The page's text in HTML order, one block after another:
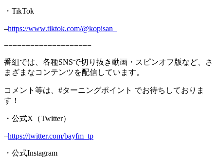
・TikTok
–https://www.tiktok.com/@kopisan_
====================
番組では、各種SNSで切り抜き動画・スピンオフ版など、さ
まざまなコンテンツを配信しています。
コメント等は、#ターニングポイント でお待ちしておりま
す！
・公式X（Twitter）
–https://twitter.com/bayfm_tp
・公式Instagram